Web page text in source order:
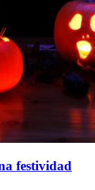
festividad